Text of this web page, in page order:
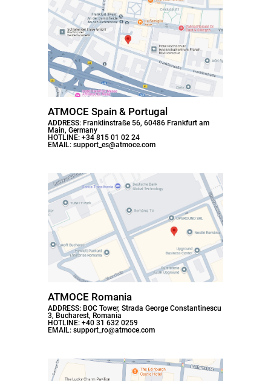
ATMOCE Spain & Portugal
ADDRESS: Franklinstraße 56, 60486 Frankfurt am
Main, Germany
HOTLINE: +34 815 01 02 24
EMAIL: support_es@atmoce.com
ATMOCE Romania
ADDRESS: BOC Tower, Strada George Constantinescu
3, Bucharest, Romania
HOTLINE: +40 31 632 0259
EMAIL: support_ro@atmoce.com